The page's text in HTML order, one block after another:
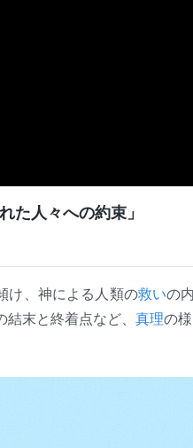
た人々への約束」
け、神による人類の救いの
末と終着点など、 真理の